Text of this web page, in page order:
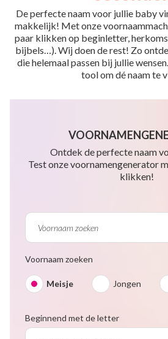
De perfecte naam voor jullie baby
makkelijk! Met onze
paar klikken op beginletter,
bijbels…). Wij doen de rest! Zo
die helemaal passen bij jullie
tool om dé naam te
Ontdek de perfecte naam
Test onze voornamengenerator
klikken!
Voornaam zoeken
Meisje Jongen
Beginnend met de letter